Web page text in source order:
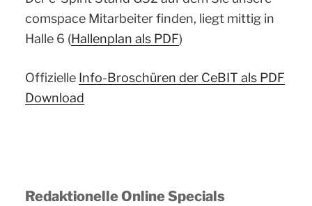
comspace Mitarbeiter finden, liegt mittig in
Halle 6 (Hallenplan als PDF)
Offizielle Info-Broschüren der CeBIT als PDF
Download
Redaktionelle Online Specials